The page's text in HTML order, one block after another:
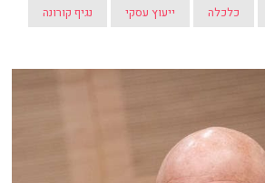
כלכלה ייעוץ עסקי נגיף קורונה